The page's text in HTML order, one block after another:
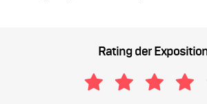
Rating der